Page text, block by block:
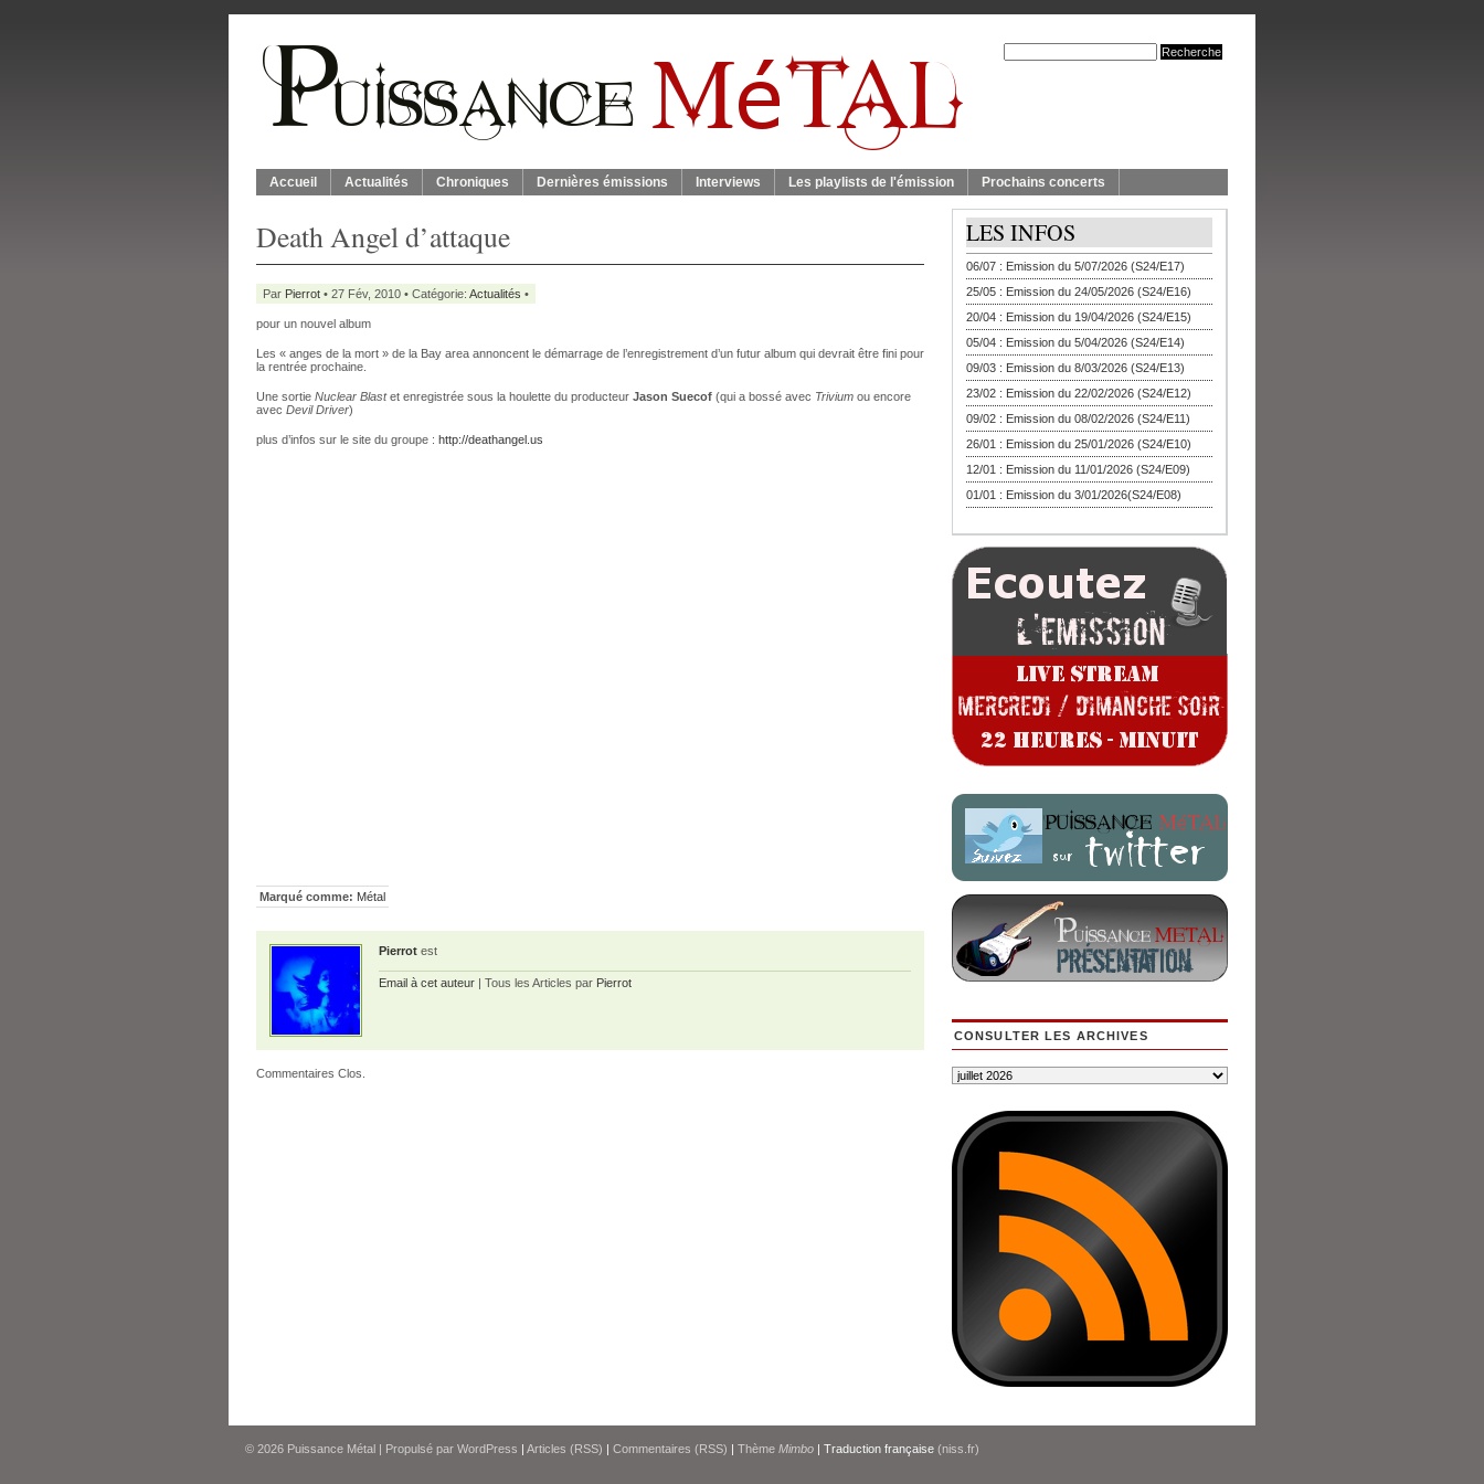
Accueil Actualités Chroniques Dernières émissions Interviews Les playlists de l'émission Prochains concerts
Death Angel d’attaque
Par Pierrot • 27 Fév, 2010 • Catégorie: Actualités •
pour un nouvel album
Les « anges de la mort » de la Bay area annoncent le démarrage de l’enregistrement d’un futur album qui devrait être fini pour
la rentrée prochaine.
Une sortie Nuclear Blastet enregistrée sous la houlette du producteur Jason Suecof (qui a bossé avec Trivium ou encore
avec Devil Driver)
plus d’infos sur le site du groupe : http://deathangel.us
Marqué comme: Métal
Pierrot est
Email à cet auteur | Tous les Articles par Pierrot
Commentaires Clos.
LES INFOS
06/07 : Emission du 5/07/2026 (S24/E17)
25/05 : Emission du 24/05/2026 (S24/E16)
20/04 : Emission du 19/04/2026 (S24/E15)
05/04 : Emission du 5/04/2026 (S24/E14)
09/03 : Emission du 8/03/2026 (S24/E13)
23/02 : Emission du 22/02/2026 (S24/E12)
09/02 : Emission du 08/02/2026 (S24/E11)
26/01 : Emission du 25/01/2026 (S24/E10)
12/01 : Emission du 11/01/2026 (S24/E09)
01/01 : Emission du 3/01/2026(S24/E08)
CONSULTER LES ARCHIVES
© 2026 Puissance Métal | Propulsé par WordPress | Articles (RSS) | Commentaires (RSS) | Thème Mimbo | Traduction française (niss.fr)